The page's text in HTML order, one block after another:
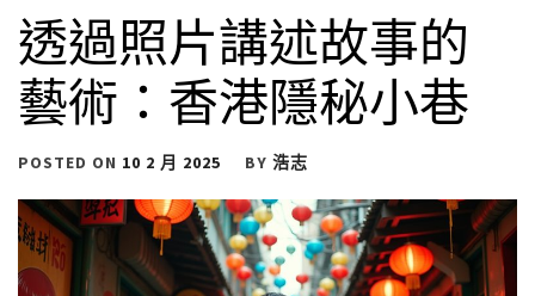
透過照片講述故事的
藝術：香港隱秘小巷
POSTED ON 10 2 月 2025 BY 浩志